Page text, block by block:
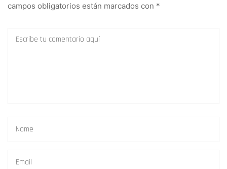
campos obligatorios están marcados con *